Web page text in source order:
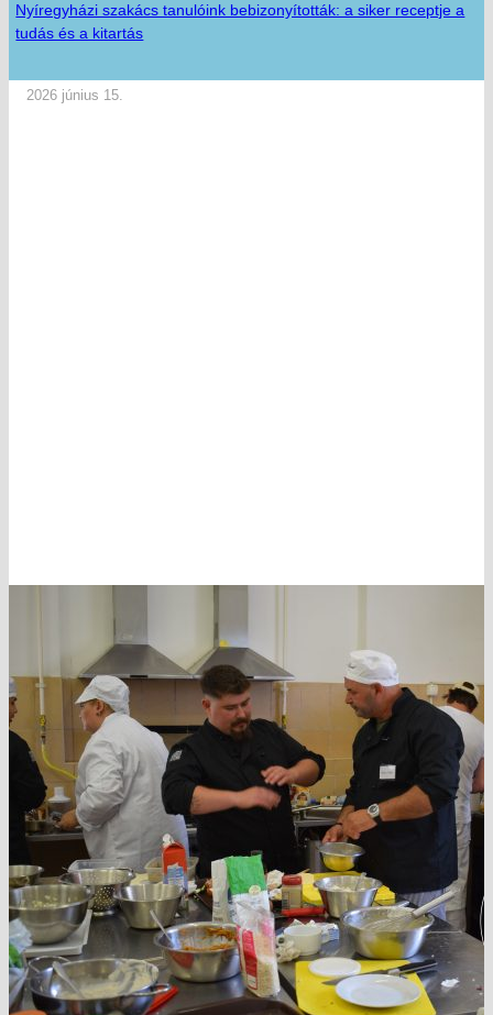
Nyíregyházi szakács tanulóink bebizonyították: a siker receptje a
tudás és a kitartás
2026 június 15.